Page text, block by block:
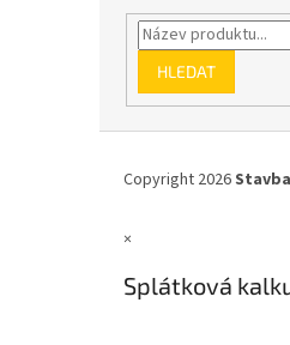
HLEDAT
Copyright 2026
×
Splátková